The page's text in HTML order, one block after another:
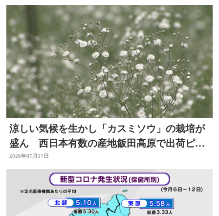
涼しい気候を生かし「カスミソウ」の栽培が
盛ん 西日本有数の産地飯田高原で出荷ピー
ク 大分県九重町
2026年07月17日